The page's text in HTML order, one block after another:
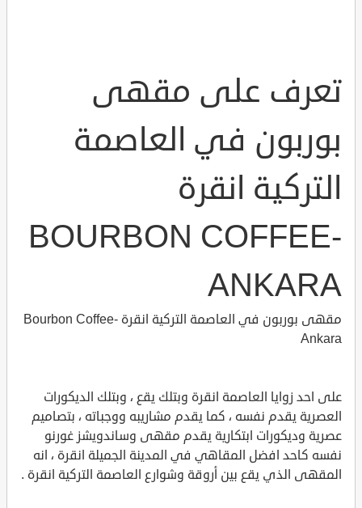
تعرف على مقهى
بوربون في العاصمة
التركية انقرة
BOURBON COFFEE-
ANKARA
مقهى بوربون في العاصمة التركية انقرة Bourbon Coffee-
Ankara
على احد زوايا العاصمة انقرة وبتلك يقع ، وبتلك الديكورات
العصرية يقدم نفسه ، كما يقدم مشاريبه ووجباته ، بتصاميم
عصرية وديكورات ابتكارية يقدم مقهى وساندويشز غورنو
نفسه كاحد افضل المقاهي في المدينة الجميلة انقرة ، انه
المقهى الذي يقع بين أروقة وشوارع العاصمة التركية انقرة .